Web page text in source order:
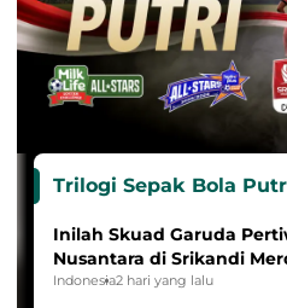
Trilogi Sepak Bola
Inilah Skuad Garuda
Nusantara di Srikandi
Indonesia2 hari yang lalu